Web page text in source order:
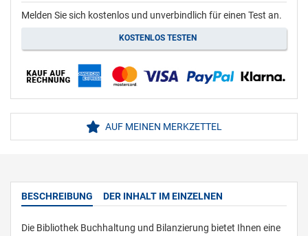
Melden Sie sich kostenlos und unverbindlich für einen Test an.
KOSTENLOS TESTEN
AUF MEINEN MERKZETTEL
BESCHREIBUNG DER INHALT IM EINZELNEN
Die Bibliothek Buchhaltung und Bilanzierung bietet Ihnen eine